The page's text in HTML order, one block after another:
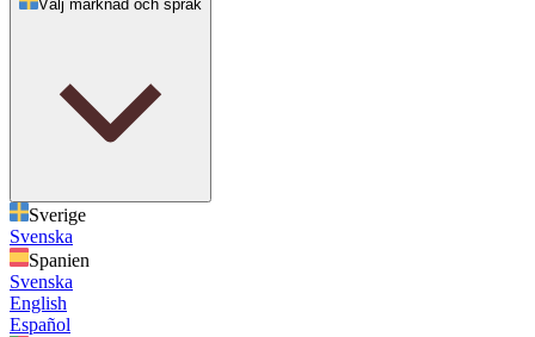
Välj marknad och språk
Sverige
Svenska
Spanien
Svenska
English
Español